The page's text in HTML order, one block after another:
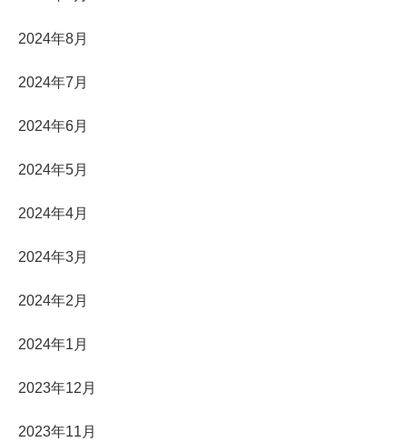
2024年8月
2024年7月
2024年6月
2024年5月
2024年4月
2024年3月
2024年2月
2024年1月
2023年12月
2023年11月